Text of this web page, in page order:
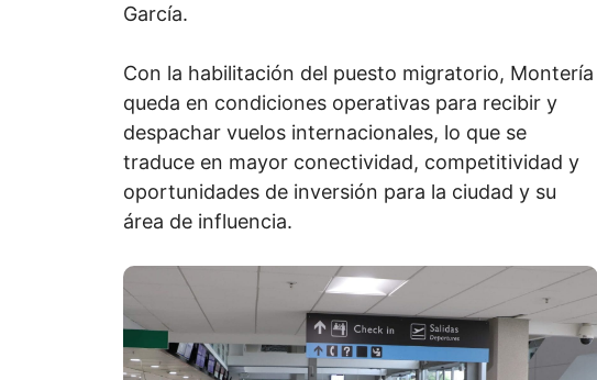
García.
Con la habilitación del puesto migratorio, Montería
queda en condiciones operativas para recibir y
despachar vuelos internacionales, lo que se
traduce en mayor conectividad, competitividad y
oportunidades de inversión para la ciudad y su
área de influencia.